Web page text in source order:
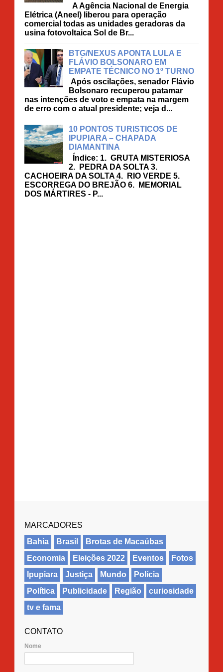
A Agência Nacional de Energia
Elétrica (Aneel) liberou para operação
comercial todas as unidades geradoras da
usina fotovoltaica Sol de Br...
BTG/NEXUS APONTA LULA E
FLÁVIO BOLSONARO EM
EMPATE TÉCNICO NO 1º TURNO
Após oscilações, senador Flávio
Bolsonaro recuperou patamar
nas intenções de voto e empata na margem
de erro com o atual presidente; veja d...
10 PONTOS TURISTICOS DE
IPUPIARA – CHAPADA
DIAMANTINA
Índice: 1. GRUTA MISTERIOSA
2. PEDRA DA SOLTA 3.
CACHOEIRA DA SOLTA 4. RIO VERDE 5.
ESCORREGA DO BREJÃO 6. MEMORIAL
DOS MÁRTIRES - P...
MARCADORES
Bahia
Brasil
Brotas de Macaúbas
Economia
Eleições 2022 Eventos
Fotos
Ipupiara
Justiça Mundo
Polícia
Política
Publicidade Região
curiosidade
tv e fama
CONTATO
Nome